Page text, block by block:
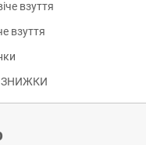
взуття
взуття
ЗНИЖКИ